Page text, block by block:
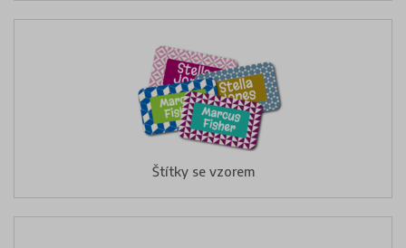
Štítky se vzorem